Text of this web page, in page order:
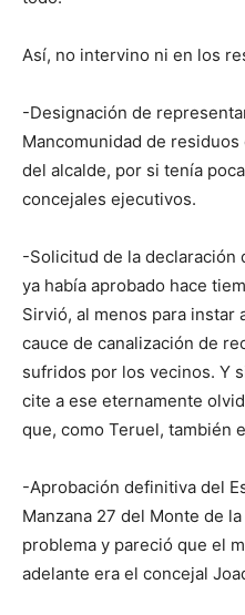
Así, no intervino ni en los
-Designación de
Mancomunidad de
del alcalde, por si tenía
concejales ejecutivos.
-Solicitud de la declaración
ya había aprobado hace
Sirvió, al menos para instar
cauce de canalización de
sufridos por los vecinos. Y
cite a ese eternamente
que, como Teruel, también
-Aprobación definitiva del
Manzana 27 del Monte de
problema y pareció que el
adelante era el concejal